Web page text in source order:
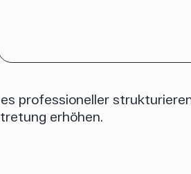
professioneller
erhöhen.